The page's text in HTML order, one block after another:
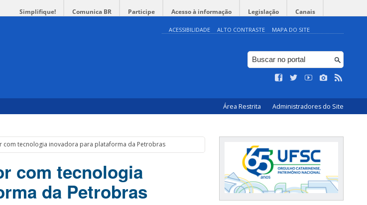
Simplifique! Comunica BR Participe Acesso à informação Legislação Canais
ACESSIBILIDADE ALTO CONTRASTE MAPA DO SITE
Área Restrita Administradores do Site
com tecnologia inovadora para plataforma da Petrobras
com tecnologia
da Petrobras